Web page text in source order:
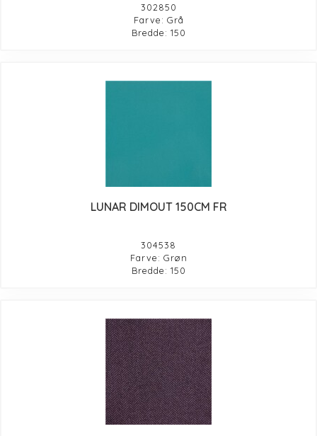
302850
Farve: Grå
Bredde: 150
LUNAR DIMOUT 150CM FR
304538
Farve: Grøn
Bredde: 150